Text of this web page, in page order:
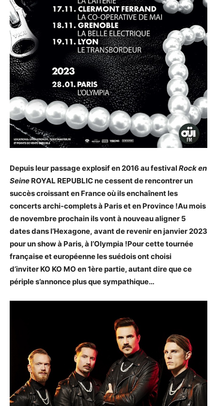
Depuis leur passage explosif en 2016 au festivalRock en
Seine ROYAL REPUBLIC ne cessent de rencontrer un
succès croissant en France où ils enchaînent les
concerts archi-complets à Paris et en Province !Au mois
de novembre prochain ils vont à nouveau aligner 5
dates dans l’Hexagone, avant de revenir en janvier 2023
pour un show à Paris, à l’Olympia !Pour cette tournée
française et européenne les suédois ont choisi
d’inviter KO KO MO en 1ère partie, autant dire que ce
périple s’annonce plus que sympathique…